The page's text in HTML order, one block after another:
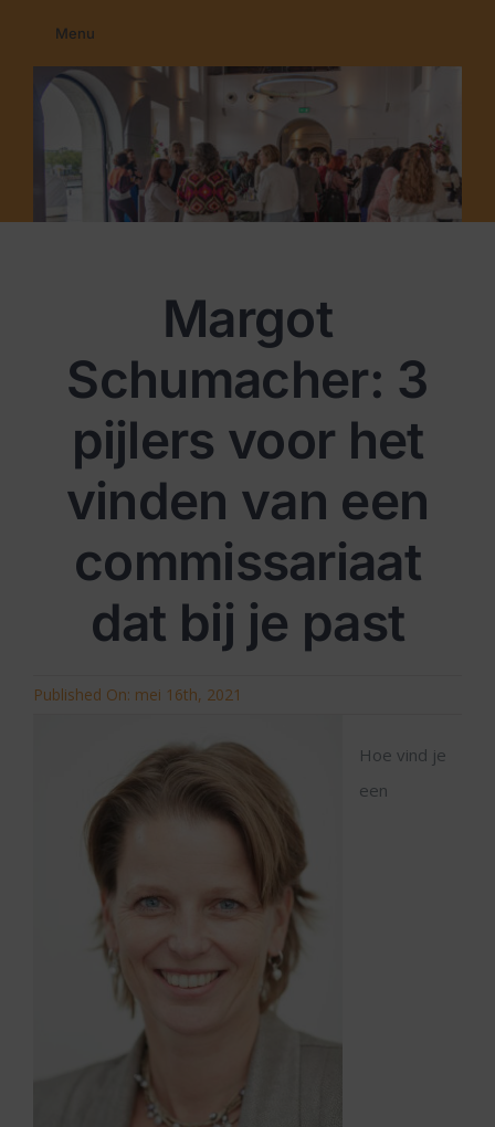
inhoud
Menu
Home
Membership
Programma’s
Margot
Schumacher: 3
pijlers voor het
vinden van een
commissariaat
dat bij je past
Published On: mei 16th, 2021
Hoe vind je
een